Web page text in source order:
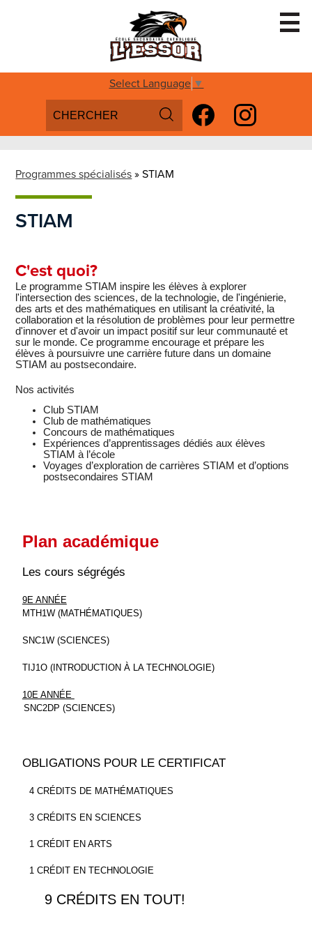
Skip
to
main
content
Conseil d'école
Services aux élèves
Programmes spécialisés
Futurs Aigles
Parascolaire
Nous Joindre
Select Language ▼
Search
Social
Media
FacebookInstagram
Programmes spécialisés » STIAM
STIAM
C'est quoi?
Le programme STIAM inspire les élèves à explorer
l'intersection des sciences, de la technologie, de l'ingénierie,
des arts et des mathématiques en utilisant la créativité, la
collaboration et la résolution de problèmes pour leur permettre
d'innover et d'avoir un impact positif sur leur communauté et
sur le monde. Ce programme encourage et prépare les
élèves à poursuivre une carrière future dans un domaine
STIAM au postsecondaire.
Nos activités
Club STIAM
Club de mathématiques
Concours de mathématiques
Expériences d’apprentissages dédiés aux élèves
STIAM à l’école
Voyages d’exploration de carrières STIAM et d’options
postsecondaires STIAM
Plan académique
Les cours ségrégés
9E ANNÉE
MTH1W (MATHÉMATIQUES)
SNC1W (SCIENCES)
TIJ1O (INTRODUCTION À LA TECHNOLOGIE)
10E ANNÉE
SNC2DP (SCIENCES)
OBLIGATIONS POUR LE CERTIFICAT
4 CRÉDITS DE MATHÉMATIQUES
3 CRÉDITS EN SCIENCES
1 CRÉDIT EN ARTS
1 CRÉDIT EN TECHNOLOGIE
9 CRÉDITS EN TOUT!